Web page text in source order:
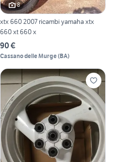
8
xtx 660 2007 ricambi yamaha xtx
660 xt 660 x
90 €
Cassano delle Murge(BA)